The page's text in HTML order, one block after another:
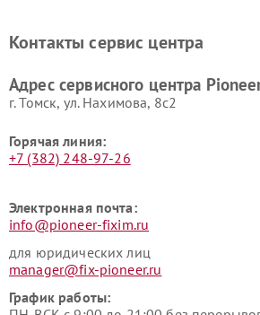
Контакты сервис центра
Адрес сервисного центра
г. Томск, ул. Нахимова, 8с2
Горячая линия:
+7 (382) 248-97-26
Электронная почта:
info@pioneer-fixim.ru
для юридических лиц
manager@fix-pioneer.ru
График работы: